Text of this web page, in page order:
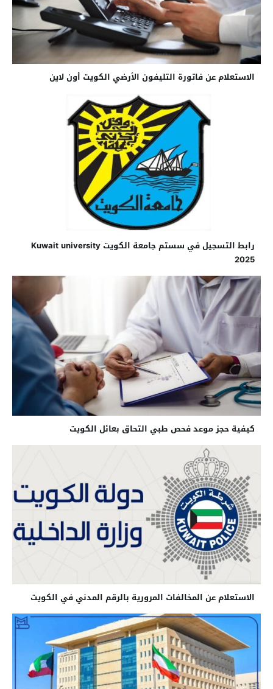
الاستعلام عن فاتورة التليفون الأرضي الكويت أون لاين
رابط التسجيل في سستم جامعة الكويت Kuwait university
2025
كيفية حجز موعد فحص طبي التحاق بعائل الكويت
الاستعلام عن المخالفات المرورية بالرقم المدني في الكويت